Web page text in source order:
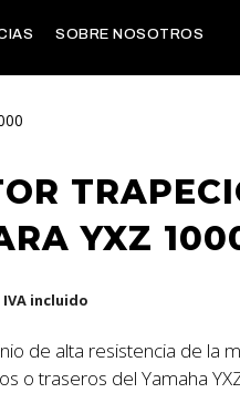
SOBRE NOSOTROS
YXZ
IVA incluido
de alta resistencia de la
o traseros del Yamaha